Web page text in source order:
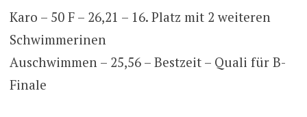
Karo – 50 F – 26,21 – 16. Platz mit 2 weiteren
Schwimmerinen
Auschwimmen – 25,56 – Bestzeit – Quali für B-
Finale